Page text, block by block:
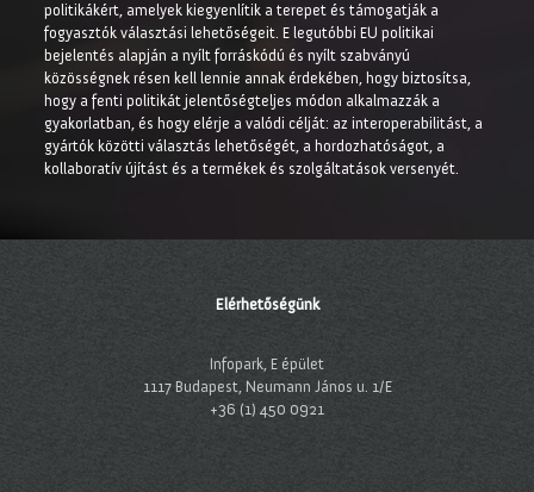
politikákért, amelyek kiegyenlítik a terepet és támogatják a
fogyasztók választási lehetőségeit. E legutóbbi EU politikai
bejelentés alapján a nyílt forráskódú és nyílt szabványú
közösségnek résen kell lennie annak érdekében, hogy biztosítsa,
hogy a fenti politikát jelentőségteljes módon alkalmazzák a
gyakorlatban, és hogy elérje a valódi célját: az interoperabilitást, a
gyártók közötti választás lehetőségét, a hordozhatóságot, a
kollaboratív újítást és a termékek és szolgáltatások versenyét.
Elérhetőségünk
Infopark, E épület
1117 Budapest, Neumann János u. 1/E
+36 (1) 450 0921